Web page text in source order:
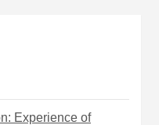
Experience of